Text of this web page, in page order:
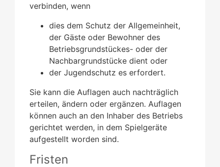
verbinden, wenn
dies dem Schutz der Allgemeinheit,
der Gäste oder Bewohner des
Betriebsgrundstückes- oder der
Nachbargrundstücke dient oder
der Jugendschutz es erfordert.
Sie kann die Auflagen auch nachträglich
erteilen, ändern oder ergänzen. Auflagen
können auch an den Inhaber des Betriebs
gerichtet werden, in dem Spielgeräte
aufgestellt worden sind.
Fristen